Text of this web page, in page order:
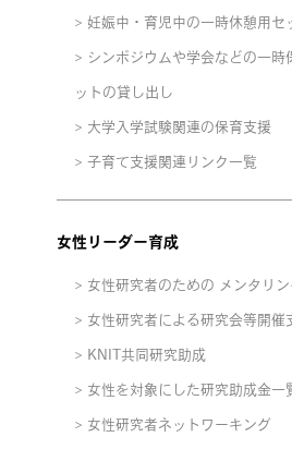
妊娠中・育児中の一時休憩用セ
シンポジウムや学会などの一
ットの貸し出し
大学入学試験関連の保育支援
子育て支援関連リンク一覧
女性リーダー育成
女性研究者のための メンタリ
女性研究者による研究会等開催
KNIT共同研究助成
女性を対象にした研究助成金一
女性研究者ネットワーキング